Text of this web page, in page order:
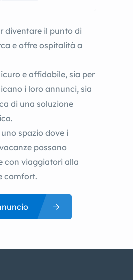
diventare il punto di
e offre ospitalità a
e affidabile, sia per
i loro annunci, sia
di una soluzione
spazio dove i
possano
con viaggiatori alla
comfort.